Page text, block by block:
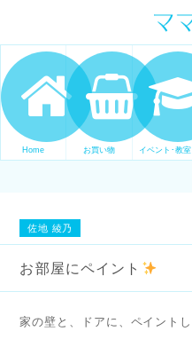
ママの才能発信
表現ステージ
ンスを表現し
Home お買い物 イベント･教室
佐地 綾乃
お部屋にペイント
家の壁と、ドアに、ペイント